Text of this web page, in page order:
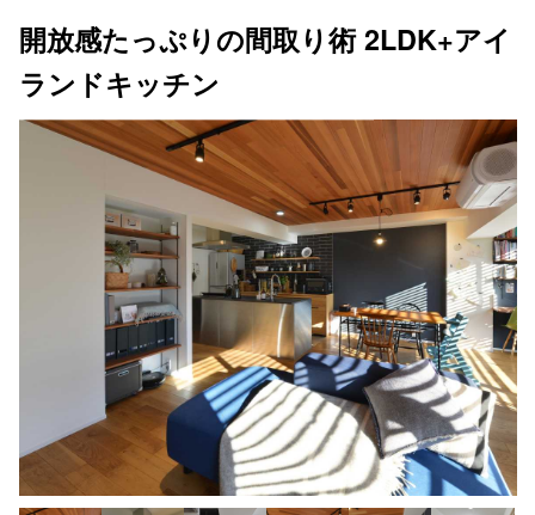
開放感たっぷりの間取り術 2LDK+アイ
ランドキッチン